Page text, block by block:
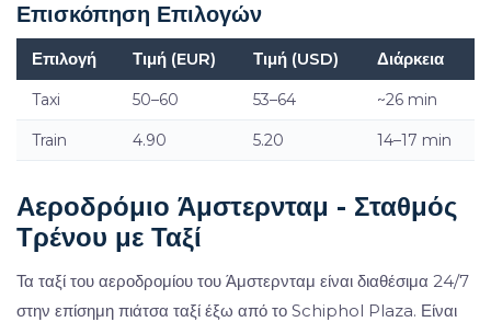
Επισκόπηση Επιλογών
Επιλογή Τιμή (EUR) Τιμή (USD) Διάρκεια
Taxi 50–60 53–64 ~26 min
Train 4.90 5.20 14–17 min
Αεροδρόμιο Άμστερνταμ - Σταθμός
Τρένου με Ταξί
Τα ταξί του αεροδρομίου του Άμστερνταμ είναι διαθέσιμα 24/7
στην επίσημη πιάτσα ταξί έξω από το Schiphol Plaza. Είναι